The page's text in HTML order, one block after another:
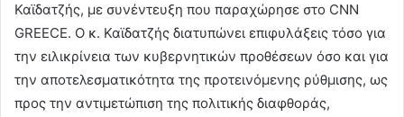
Καϊδατζής, με συνέντευξη που παραχώρησε στο CNN
GREECE. Ο κ. Καϊδατζής διατυπώνει επιφυλάξεις τόσο για
την ειλικρίνεια των κυβερνητικών προθέσεων όσο και για
την αποτελεσματικότητα της προτεινόμενης ρύθμισης, ως
προς την αντιμετώπιση της πολιτικής διαφθοράς,